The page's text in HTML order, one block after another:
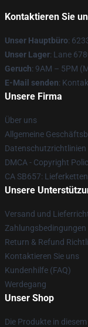
Kontaktieren Sie
Unser Hauptbüro:
Unser Lager: Lane
Geruch: 9AM – 5PM
E-Mail senden:
Unsere Firma
Über uns
Allgemeine
Datenschutzrichtlinien
DMCA - Copyright
CA SB657:
Unsere
Versand und
Zahlungsbedingungen
Return & Refund
Kontaktieren Sie uns
Kundenhilfe (FAQ)
Werdegang
Unser Shop
Die Produkte in